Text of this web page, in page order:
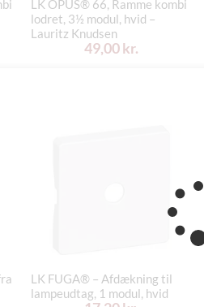
LK OPUS® 66, Ramme kombi
lodret, 3½ modul, hvid –
Lauritz Knudsen
49,00 kr.
LK FUGA® – Afdækning til
lampeudtag, 1 modul, hvid